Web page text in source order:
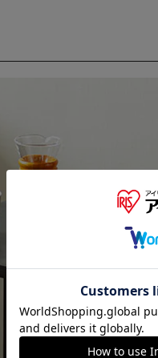
※ご確認ください